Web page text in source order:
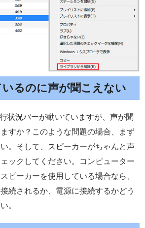
るのに声が聞こえない
状況バーが動いていますが、声が聞
すか？このような問題の場合、まず
。そして、スピーカーがちゃんと声
ックしてください。コンピューター
ピーカーを使用している場合なら、
続されるか、電源に接続するかどう
。